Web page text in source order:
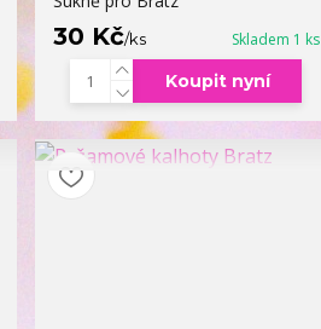
30 Kč/ks Skladem 1 ks
Koupit nyní